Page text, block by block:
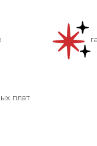
плат